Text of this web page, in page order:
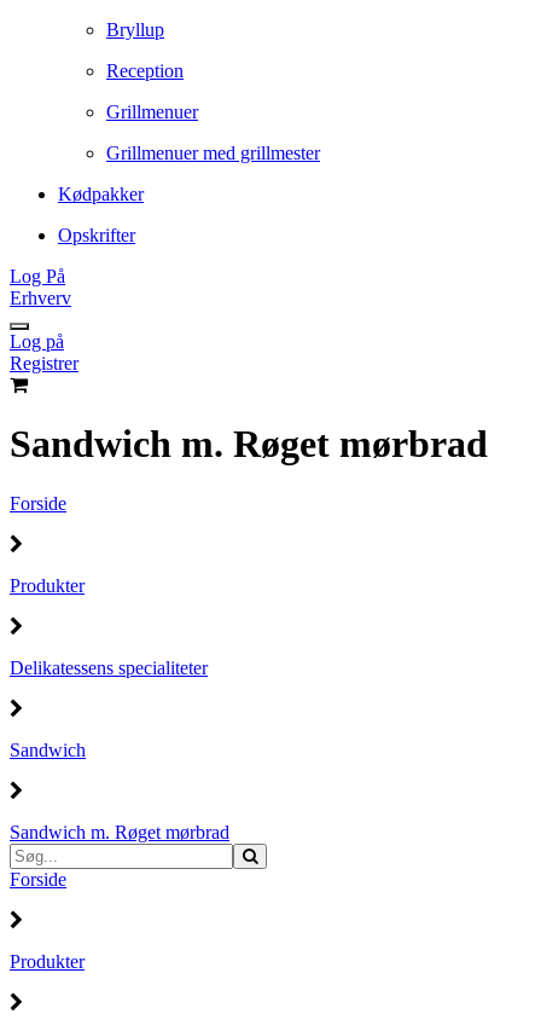
Bryllup
Reception
Grillmenuer
Grillmenuer med grillmester
Kødpakker
Opskrifter
Log På
Erhverv
Log på
Registrer
Sandwich m. Røget mørbrad
Forside
Produkter
Delikatessens specialiteter
Sandwich
Sandwich m. Røget mørbrad
Forside
Produkter